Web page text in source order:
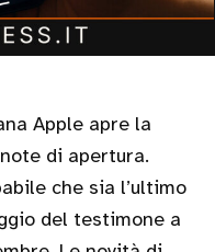
di apertura.
che sia l’ultimo
del testimone a